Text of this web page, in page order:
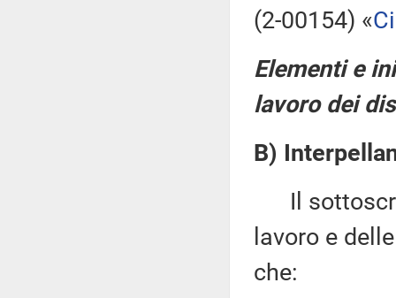
(2-00154) «
Elementi e
lavoro dei
B)
Il
lavoro e
che: